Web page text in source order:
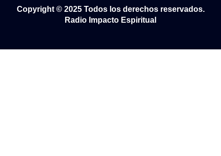
Copyright © 2025 Todos los derechos reservados.
Radio Impacto Espiritual